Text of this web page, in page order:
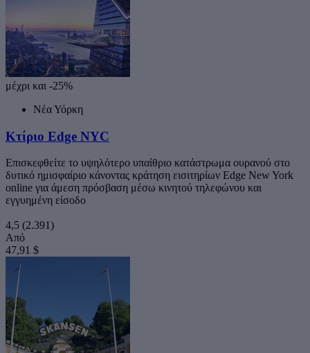
μέχρι και -25%
Νέα Υόρκη
Κτίριο Edge NYC
Επισκεφθείτε το υψηλότερο υπαίθριο κατάστρωμα ουρανού στο
δυτικό ημισφαίριο κάνοντας κράτηση εισιτηρίων Edge New York
online για άμεση πρόσβαση μέσω κινητού τηλεφώνου και
εγγυημένη είσοδο
4,5 (2.391)
Από
47,91 $